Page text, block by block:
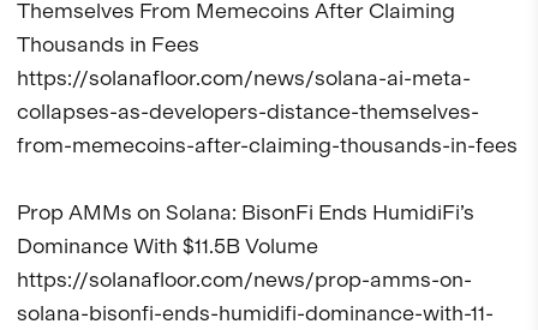
Themselves From Memecoins After Claiming
Thousands in Fees
https://solanafloor.com/news/solana-ai-meta-
collapses-as-developers-distance-themselves-
from-memecoins-after-claiming-thousands-in-fees
Prop AMMs on Solana: BisonFi Ends HumidiFi’s
Dominance With $11.5B Volume
https://solanafloor.com/news/prop-amms-on-
solana-bisonfi-ends-humidifi-dominance-with-11-